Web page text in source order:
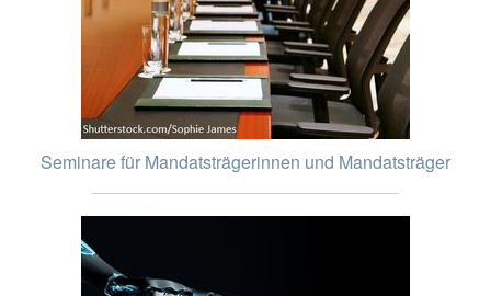
Seminare für Mandatsträgerinnen und Mandatsträger